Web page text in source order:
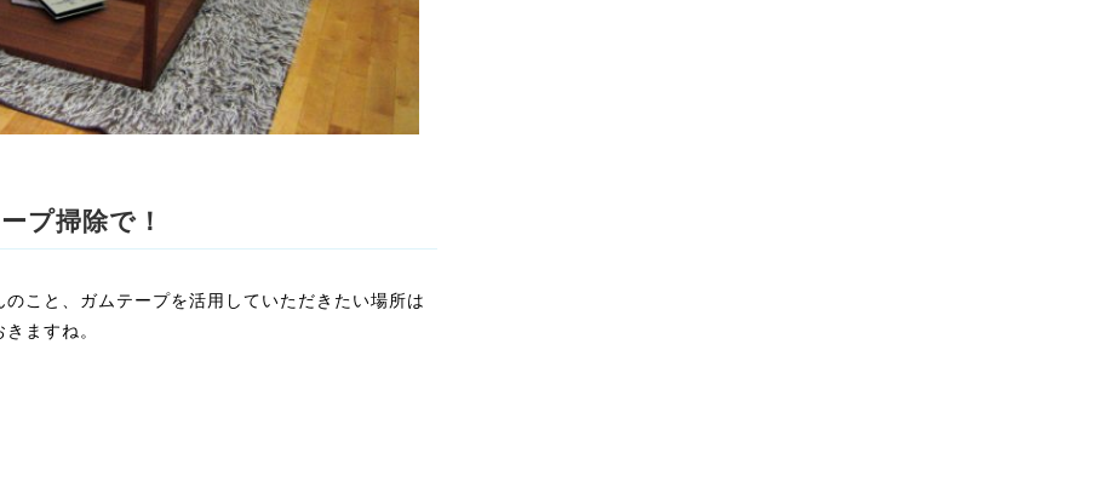
プ掃除で！
こと、ガムテープを活用していただきたい場所は
ますね。